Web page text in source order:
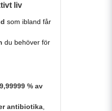
liv
som ibland får
du behöver för
% av
antibiotika